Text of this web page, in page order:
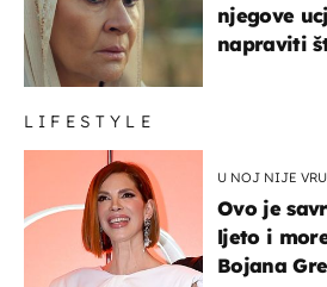
njegove
napraviti
LIFESTYLE
U NOJ NIJE
Ovo je
ljeto i
Bojana